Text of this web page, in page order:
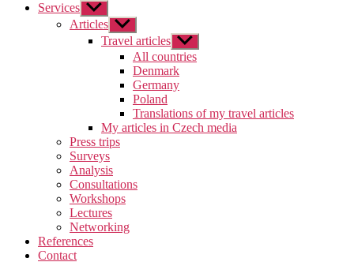
Services Zobrazit
podmenu
Articles Zobrazit
podmenu
Travel articles Zobrazit
podmenu
All countries
Denmark
Germany
Poland
Translations of my travel articles
My articles in Czech media
Press trips
Surveys
Analysis
Consultations
Workshops
Lectures
Networking
References
Contact